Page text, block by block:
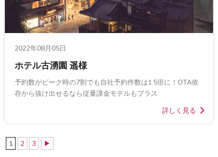
2022年08月05日
ホテル古湧園 遥様
予約数がピーク時の7割でも自社予約件数は1.5倍に！OTA依
存から抜け出せるなら従量課金モデルもプラス
詳しく見る
1 2 3 ▶